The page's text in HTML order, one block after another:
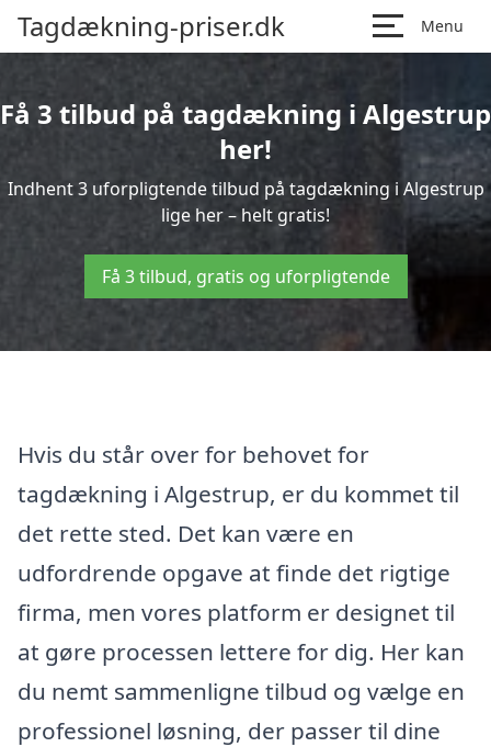
Tagdækning-priser.dk Menu
Få 3 tilbud på tagdækning i Algestrup
her!
Indhent 3 uforpligtende tilbud på tagdækning i Algestrup
lige her – helt gratis!
Få 3 tilbud, gratis og uforpligtende
Hvis du står over for behovet for
tagdækning i Algestrup, er du kommet til
det rette sted. Det kan være en
udfordrende opgave at finde det rigtige
firma, men vores platform er designet til
at gøre processen lettere for dig. Her kan
du nemt sammenligne tilbud og vælge en
professionel løsning, der passer til dine